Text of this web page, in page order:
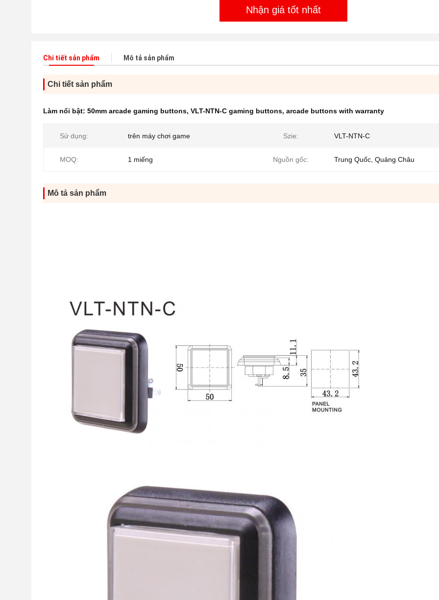
Nhận giá tốt nhất
Chi tiết sản phẩm Mô tả sản phẩm
Chi tiết sản phẩm
Làm nổi bật: 50mm arcade gaming buttons, VLT-NTN-C gaming buttons, arcade buttons with warranty
Sử dụng: trên máy chơi game Szie: VLT-NTN-C
MOQ: 1 miếng Nguồn gốc: Trung Quốc, Quảng Châu
Mô tả sản phẩm